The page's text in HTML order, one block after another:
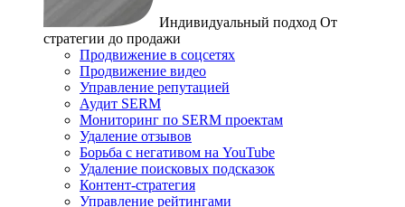
Индивидуальный подход От
стратегии до продажи
Продвижение в соцсетях
Продвижение видео
Управление репутацией
Аудит SERM
Мониторинг по SERM проектам
Удаление отзывов
Борьба с негативом на YouTube
Удаление поисковых подсказок
Контент-стратегия
Управление рейтингами